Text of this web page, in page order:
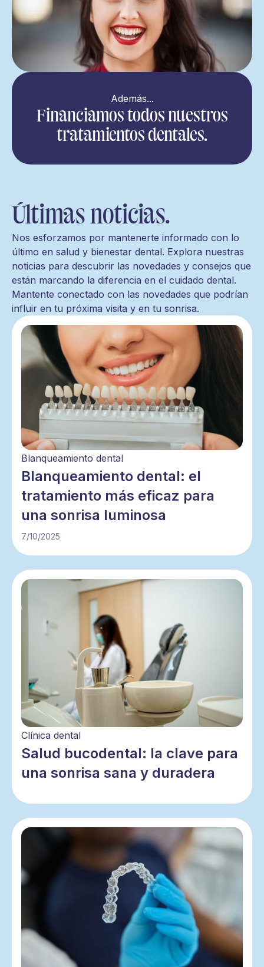
Además...
Financiamos todos nuestros
tratamientos dentales.
Últimas noticias.
Nos esforzamos por mantenerte informado con lo
último en salud y bienestar dental. Explora nuestras
noticias para descubrir las novedades y consejos que
están marcando la diferencia en el cuidado dental.
Mantente conectado con las novedades que podrían
influir en tu próxima visita y en tu sonrisa.
Blanqueamiento dental
Blanqueamiento dental: el
tratamiento más eficaz para
una sonrisa luminosa
7/10/2025
Clínica dental
Salud bucodental: la clave para
una sonrisa sana y duradera